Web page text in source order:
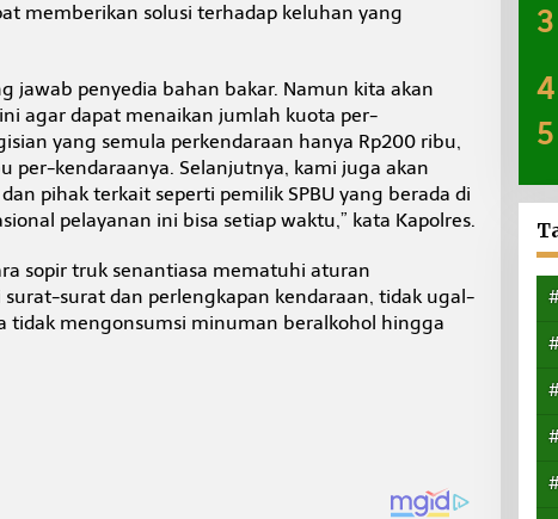
memberikan solusi terhadap keluhan yang
jawab penyedia bahan bakar. Namun kita akan
agar dapat menaikan jumlah kuota per-
yang semula perkendaraan hanya Rp200 ribu,
per-kendaraanya. Selanjutnya, kami juga akan
pihak terkait seperti pemilik SPBU yang berada di
pelayanan ini bisa setiap waktu,” kata Kapolres.
sopir truk senantiasa mematuhi aturan
surat dan perlengkapan kendaraan, tidak ugal-
tidak mengonsumsi minuman beralkohol hingga
3
4
5